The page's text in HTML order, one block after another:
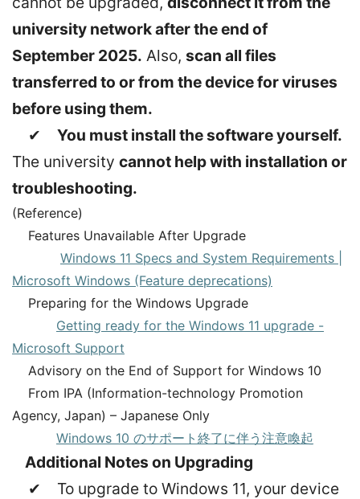
university network after the end of
September 2025. Also, scan all files
transferred to or from the device for viruses
before using them.
✔ You must install the software yourself.
The university cannot help with installation or
troubleshooting.
(Reference)
Features Unavailable After Upgrade
Windows 11 Specs and System Requirements |
Microsoft Windows (Feature deprecations)
Preparing for the Windows Upgrade
Getting ready for the Windows 11 upgrade -
Microsoft Support
Advisory on the End of Support for Windows 10
From IPA (Information-technology Promotion
Agency, Japan) – Japanese Only
Windows 10 のサポート終了に伴う注意喚起
Additional Notes on Upgrading
✔ To upgrade to Windows 11, your device